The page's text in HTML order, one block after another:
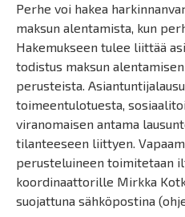
Perhe voi hakea
maksun alentamista, kun
Hakemukseen tulee liittää
todistus maksun
perusteista.
toimeentulotuesta,
viranomaisen antama
tilanteeseen liittyen.
perusteluineen toimitetaan
koordinaattorille Mirkka
suojattuna sähköpostina